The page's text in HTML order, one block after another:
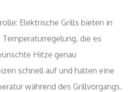
Elektrische Grills bieten in
die es
Hitze genau
schnell auf und halten eine
während des Grillvorgangs.